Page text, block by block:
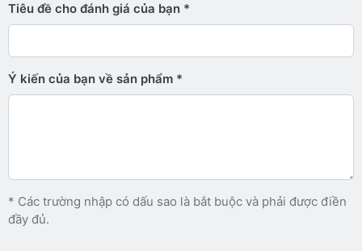
Tiêu đề cho đánh giá của bạn
Ý kiến ​​của bạn về sản phẩm
* Các trường nhập có dấu sao là bắt buộc và phải được điền
đầy đủ.